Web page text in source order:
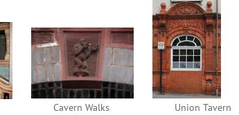
Cavern Walks Union Tavern